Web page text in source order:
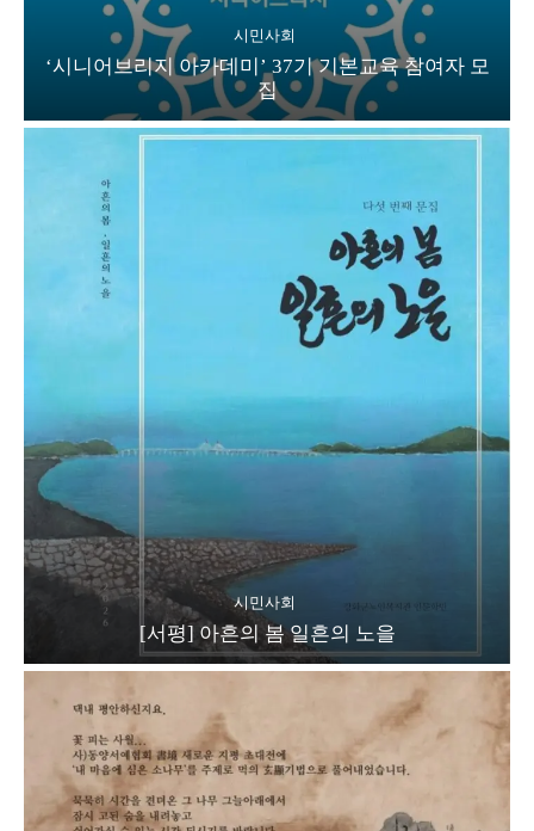
시민사회
‘시니어브리지 아카데미’ 37기 기본교육 참여자 모
집
시민사회
[서평] 아흔의 봄 일흔의 노을